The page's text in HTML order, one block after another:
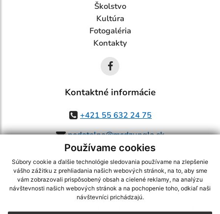
Používame cookies
Súbory cookie a ďalšie technológie sledovania používame na zlepšenie
vášho zážitku z prehliadania našich webových stránok, na to, aby sme
vám zobrazovali prispôsobený obsah a cielené reklamy, na analýzu
návštevnosti našich webových stránok a na pochopenie toho, odkiaľ naši
návštevníci prichádzajú.
Školstvo
Kultúra
Fotogaléria
Kontakty
Kontaktné informácie
+421 55 632 24 75
podatelna@mcdzungla.sk
využite možnosť získavania aktuálnych informácií s využitím RSS
CMS systém (redakčný) systém ECHELON 2,Mapa stránok,web portál
webex.digital, s.r.o.,domény,registrácia domény